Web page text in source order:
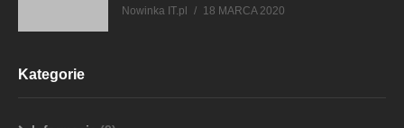
Nowinka IT.pl 18 MARCA 2020
Kategorie